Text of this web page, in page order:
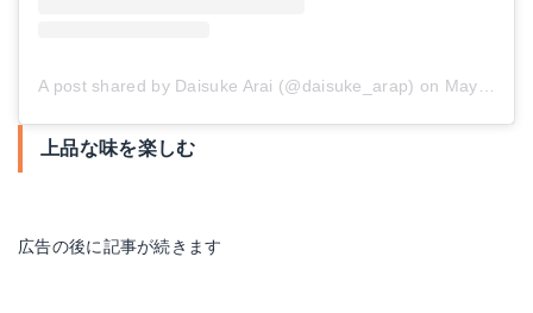
A post shared by Daisuke Arai (@daisuke_arap) on May 28, 2017 at 6:38am PDT
上品な味を楽しむ
広告の後に記事が続きます